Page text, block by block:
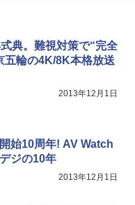
典。難視対策で“完全
五輪の4K/8K本格放送
2013年12月1日
始10周年! AV Watch
ジの10年
2013年12月1日